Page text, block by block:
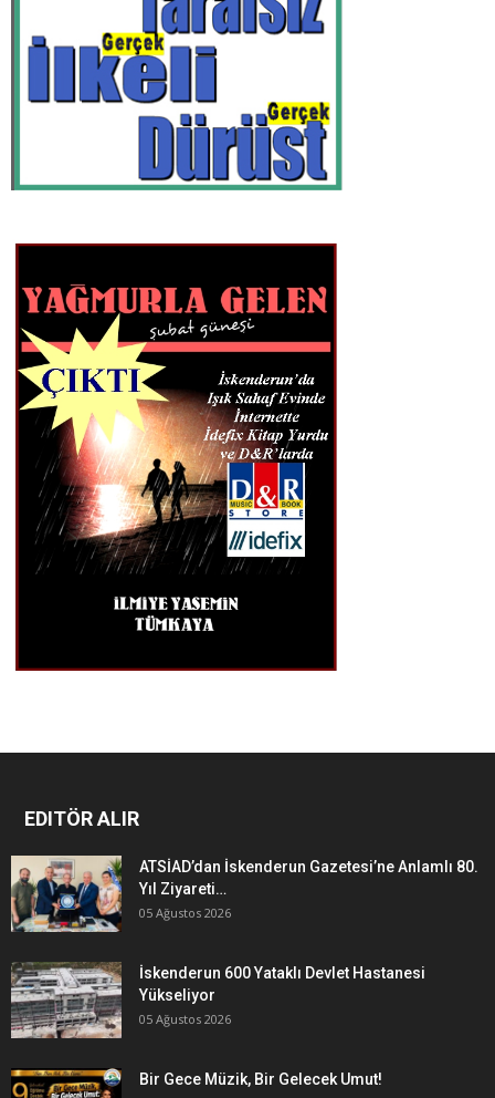
EDITÖR ALIR
ATSİAD’dan İskenderun Gazetesi’ne Anlamlı 80.
Yıl Ziyareti…
05 Ağustos 2026
İskenderun 600 Yataklı Devlet Hastanesi
Yükseliyor
05 Ağustos 2026
Bir Gece Müzik, Bir Gelecek Umut!